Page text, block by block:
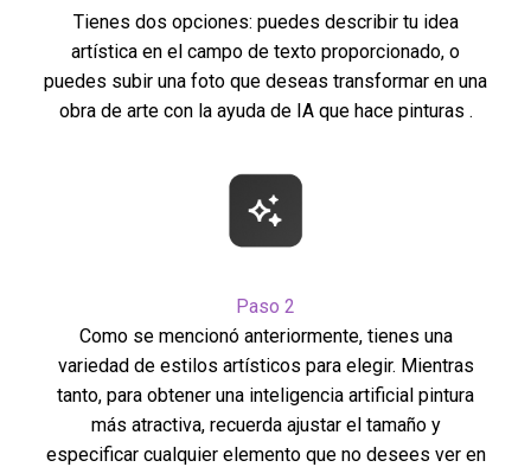
Tienes dos opciones: puedes describir tu idea
artística en el campo de texto proporcionado, o
puedes subir una foto que deseas transformar en una
obra de arte con la ayuda de IA que hace pinturas .
Paso 2
Como se mencionó anteriormente, tienes una
variedad de estilos artísticos para elegir. Mientras
tanto, para obtener una inteligencia artificial pintura
más atractiva, recuerda ajustar el tamaño y
especificar cualquier elemento que no desees ver en